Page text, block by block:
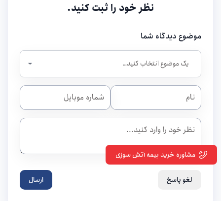
نظر خود را ثبت کنید.
موضوع دیدگاه شما
لغو پاسخ ارسال
مشاوره خرید بیمه آتش سوزی